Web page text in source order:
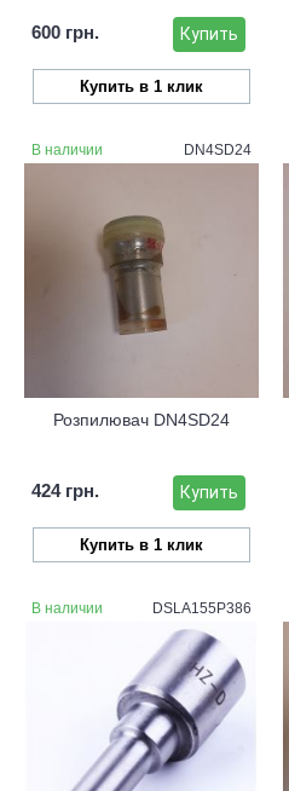
600 грн. Купить
Купить в 1 клик
В наличии DN4SD24
Розпилювач DN4SD24
424 грн. Купить
Купить в 1 клик
В наличии DSLA155P386